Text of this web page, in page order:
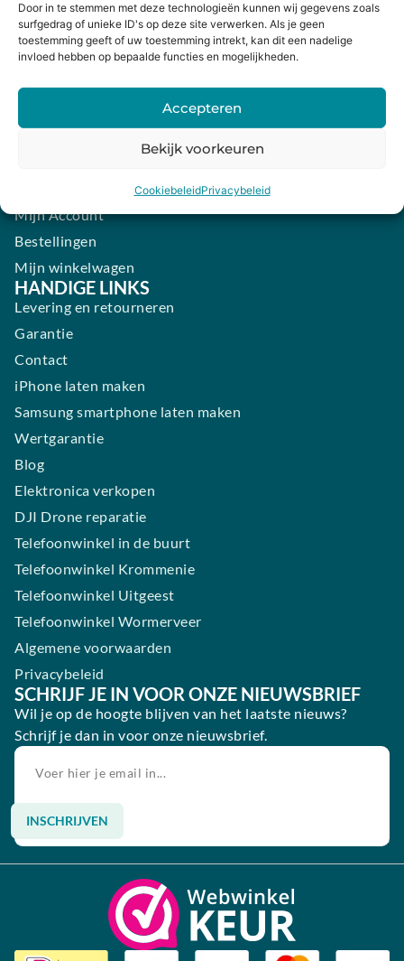
Door in te stemmen met deze technologieën kunnen wij gegevens zoals
surfgedrag of unieke ID's op deze site verwerken. Als je geen
toestemming geeft of uw toestemming intrekt, kan dit een nadelige
invloed hebben op bepaalde functies en mogelijkheden.
Accepteren
Bekijk voorkeuren
CookiebeleidPrivacybeleid
Dinsdag:
09:00 - 18:00
Woensdag:
09:00 - 18:00
Zaterdag:
09:00 - 17:00
Mijn Account
Bestellingen
Mijn winkelwagen
HANDIGE LINKS
Levering en retourneren
Garantie
Contact
iPhone laten maken
Samsung smartphone laten maken
Wertgarantie
Blog
Elektronica verkopen
DJI Drone reparatie
Telefoonwinkel in de buurt
Telefoonwinkel Krommenie
Telefoonwinkel Uitgeest
Telefoonwinkel Wormerveer
Algemene voorwaarden
Privacybeleid
SCHRIJF JE IN VOOR ONZE NIEUWSBRIEF
Wil je op de hoogte blijven van het laatste nieuws?
Schrijf je dan in voor onze nieuwsbrief.
INSCHRIJVEN
Alternative: